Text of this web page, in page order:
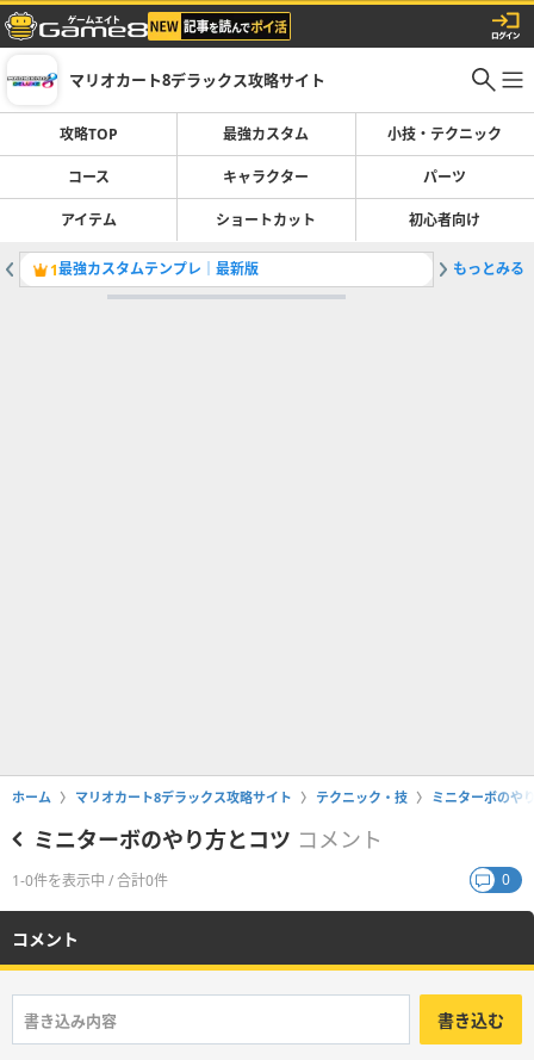
マリオカート8デラックス攻略サイト
攻略TOP 最強カスタム 小技・テクニック
コース キャラクター パーツ
アイテム ショートカット 初心者向け
1最強カスタムテンプレ｜最新版 2隠し要
もっとみる
ホーム マリオカート8デラックス攻略サイト テクニック・技 ミニターボのや
ミニターボのやり方とコツ コメント
1-0件を表示中 / 合計0件 0
コメント
書き込む